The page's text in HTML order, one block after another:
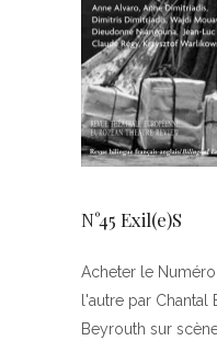
N°45 Exil(e)S
Acheter le
l'autre par
Beyrouth sur